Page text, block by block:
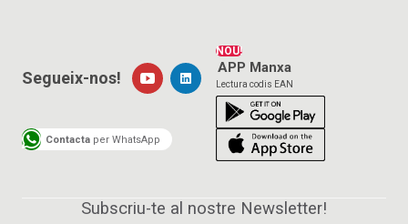
NOU!
APP Manxa
Lectura codis EAN
Segueix-nos!
Contacta per WhatsApp
Subscriu-te al nostre Newsletter!